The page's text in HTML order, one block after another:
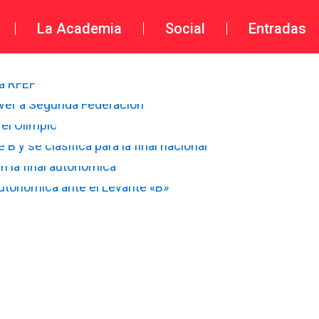
La Academia Social Entradas
RFEF
a Segunda Federación
Olímpic
B y se clasifica para la final nacional
la final autonómica
ante el Levante «B»